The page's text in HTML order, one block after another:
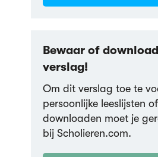
Bewaar of
verslag!
Om dit verslag toe te
persoonlijke leeslijsten
downloaden moet je
bij Scholieren.com.